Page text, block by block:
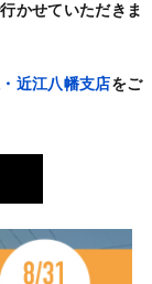
かせていただきま
近江八幡支店をご